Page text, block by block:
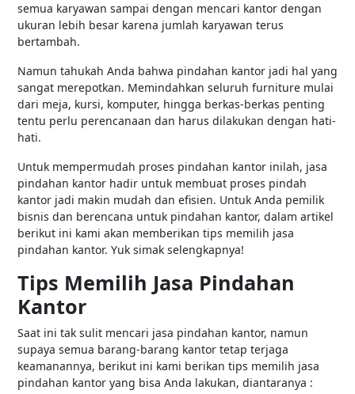
semua karyawan sampai dengan mencari kantor dengan
ukuran lebih besar karena jumlah karyawan terus
bertambah.
Namun tahukah Anda bahwa pindahan kantor jadi hal yang
sangat merepotkan. Memindahkan seluruh furniture mulai
dari meja, kursi, komputer, hingga berkas-berkas penting
tentu perlu perencanaan dan harus dilakukan dengan hati-
hati.
Untuk mempermudah proses pindahan kantor inilah, jasa
pindahan kantor hadir untuk membuat proses pindah
kantor jadi makin mudah dan efisien. Untuk Anda pemilik
bisnis dan berencana untuk pindahan kantor, dalam artikel
berikut ini kami akan memberikan tips memilih jasa
pindahan kantor. Yuk simak selengkapnya!
Tips Memilih Jasa Pindahan
Kantor
Saat ini tak sulit mencari jasa pindahan kantor, namun
supaya semua barang-barang kantor tetap terjaga
keamanannya, berikut ini kami berikan tips memilih jasa
pindahan kantor yang bisa Anda lakukan, diantaranya :